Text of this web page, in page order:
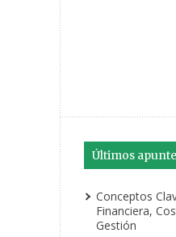
Últimos
Conceptos
Financiera,
Gestión